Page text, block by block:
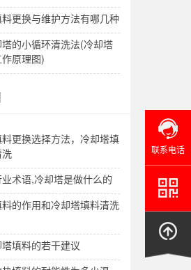
更换与维护方法有哪几种
的小循环清洗法(冷却塔
原理图)
更换选择方法，冷却塔填
术语,冷却塔是做什么的
的作用和冷却塔填料清洗
填料的若干建议
联系电话